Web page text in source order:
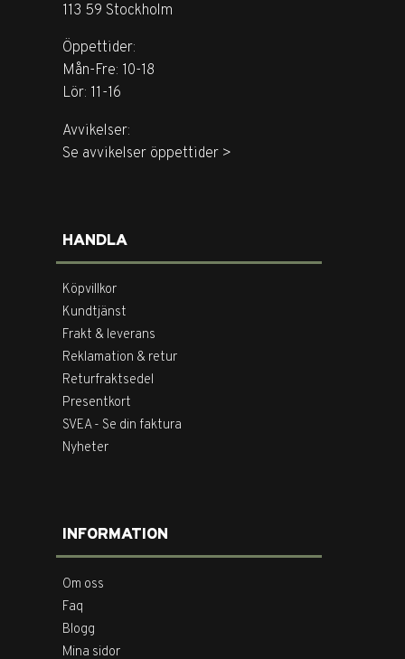
113 59 Stockholm
Öppettider:
Mån-Fre: 10-18
Lör: 11-16
Avvikelser:
Se avvikelser öppettider >
HANDLA
Köpvillkor
Kundtjänst
Frakt & leverans
Reklamation & retur
Returfraktsedel
Presentkort
SVEA - Se din faktura
Nyheter
INFORMATION
Om oss
Faq
Blogg
Mina sidor